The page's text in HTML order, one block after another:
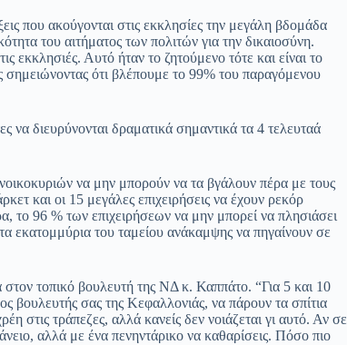
που ακούγονται στις εκκλησίες την μεγάλη βδομάδα
του αιτήματος των πολιτών για την δικαιοσύνη.
εκκλησιές. Αυτό ήταν το ζητούμενο τότε και είναι το
ότι βλέπουμε το 99% του παραγόμενου
να διευρύνονται δραματικά σημαντικά τα 4 τελευταά
να μην μπορούν να τα βγάλουν πέρα με τους
και οι 15 μεγάλες επιχειρήσεις να έχουν ρεκόρ
το 96 % των επιχειρήσεων να μην μπορεί να πλησιάσει
εκατομμύρια του ταμείου ανάκαμψης να πηγαίνουν σε
τοπικό βουλευτή της ΝΔ κ. Καππάτο. “Για 5 και 10
βουλευτής σας της Κεφαλλονιάς, να πάρουν τα σπίτια
στις τράπεζες, αλλά κανείς δεν νοιάζεται γι αυτό. Αν σε
αλλά με ένα πενηντάρικο να καθαρίσεις. Πόσο πιο